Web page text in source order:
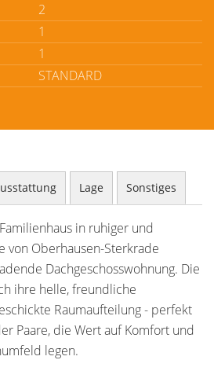
2
1
1
STANDARD
Lage Sonstiges
in ruhiger und
von Oberhausen-Sterkrade
Dachgeschosswohnung. Die
ihre helle, freundliche
Raumaufteilung - perfekt
Paare, die Wert auf Komfort und
legen.